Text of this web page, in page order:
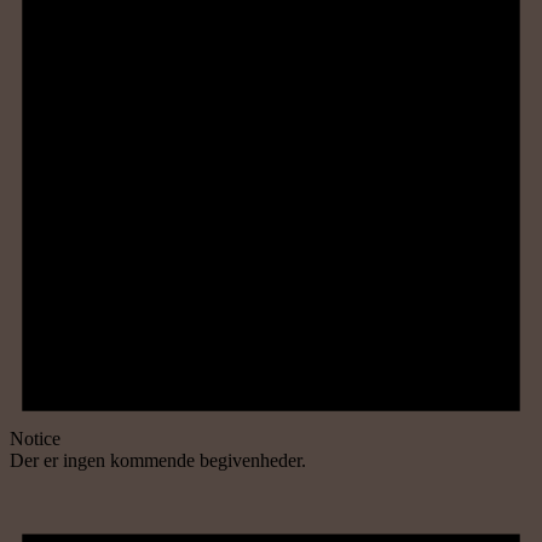
Notice
Der er ingen kommende begivenheder.